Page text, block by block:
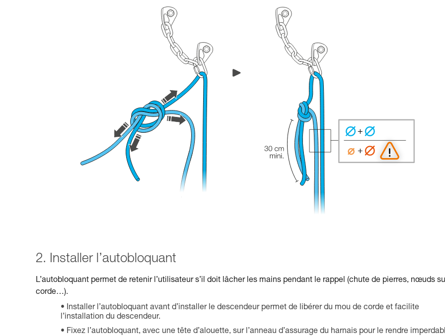
2. Installer l’autobloquant
L’autobloquant permet de retenir l’utilisateur s’il doit lâcher les mains pendant le rappel (chute de pierres, nœuds
corde…).
Installer l’autobloquant avant d’installer le descendeur permet de libérer du mou de corde et facilite
l’installation du descendeur.
Fixez l’autobloquant, avec une tête d’alouette, sur l’anneau d’assurage du harnais pour le rendre